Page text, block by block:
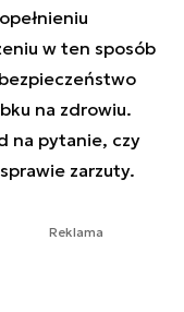
w ten sposób
na zdrowiu.
na pytanie, czy
zarzuty.
Reklama